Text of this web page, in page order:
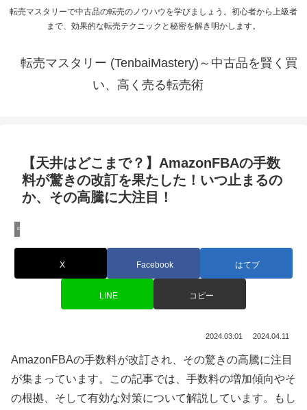
転売マスタリーで中古品の転売のノウハウを学びましょう。初心者から上級者
まで、効果的な転売テクニックと秘密を解き明かします。
転売マスタリー (TenbaiMastery)～中古品を賢く買
い、高く売る転売術
【天井はどこまで？】AmazonFBAの手数
料が驚きの改訂を果たした！いつ止まるの
か、その高騰に大注目！
中国輸入のノウハウ
X Facebook はてブ
LINE コピー
2024.03.01 2024.04.11
AmazonFBAの手数料が改訂され、その驚きの高騰に注目
が集まっています。この記事では、手数料の増加傾向やそ
の根拠、そして有効な対策について解説しています。もし